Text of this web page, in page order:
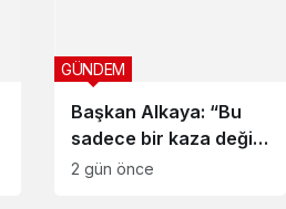
Başkan Alkaya: “Bu
sadece bir kaza değil,
ihmal zincirinin acı
GÜNDEM
2 gün önce